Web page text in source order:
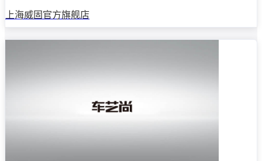
上海威固官方旗舰店